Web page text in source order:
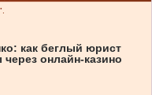
как беглый юрист
онлайн-казино